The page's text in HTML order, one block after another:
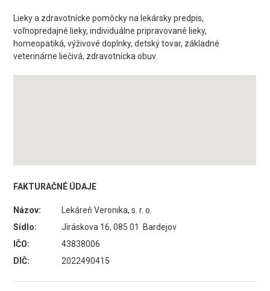
Lieky a zdravotnícke pomôcky na lekársky predpis,
voľnopredajné lieky, individuálne pripravované lieky,
homeopatiká, výživové doplnky, detský tovar, základné
veterinárne liečivá, zdravotnícka obuv.
FAKTURAČNÉ ÚDAJE
Názov:
Lekáreň Veronika, s. r. o.
Sídlo:
Jiráskova 16, 085 01 Bardejov
IČO:
43838006
DIČ:
2022490415